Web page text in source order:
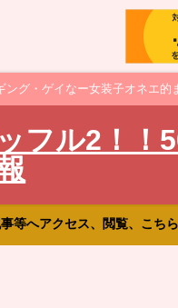
グ・ゲイなー女装子オネエ
フル2！！
等へアクセス、閲覧、こち